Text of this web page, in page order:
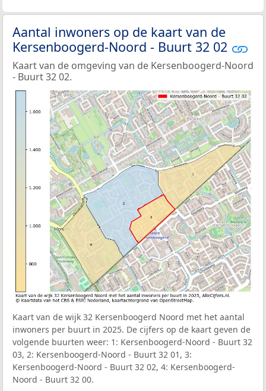
Aantal inwoners op de kaart van de
Kersenboogerd-Noord - Buurt 32 02
Kaart van de omgeving van de Kersenboogerd-Noord
- Buurt 32 02.
Kaart van de wijk 32 Kersenboogerd Noord met het aantal
inwoners per buurt in 2025. De cijfers op de kaart geven de
volgende buurten weer: 1: Kersenboogerd-Noord - Buurt 32
03, 2: Kersenboogerd-Noord - Buurt 32 01, 3:
Kersenboogerd-Noord - Buurt 32 02, 4: Kersenboogerd-
Noord - Buurt 32 00.